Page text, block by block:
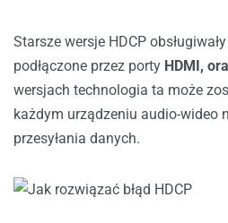
Starsze wersje HDCP
podłączone przez porty HDMI,
wersjach technologia ta może
każdym urządzeniu audio-wideo
przesyłania danych.